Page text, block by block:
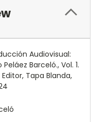
Audiovisual:
Barceló., Vol. 1.
Tapa Blanda,